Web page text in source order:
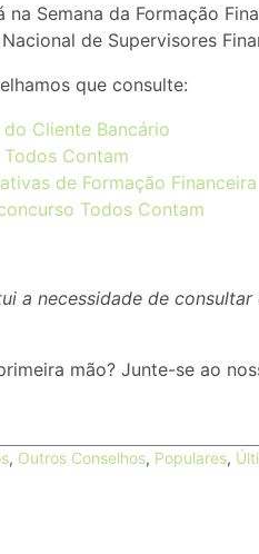
Semana da Formação
de Supervisores
que consulte:
Cliente Bancário
Contam
de Formação Financeira
Todos Contam
a necessidade de
mão? Junte-se ao
, Outros Conselhos, Populares,